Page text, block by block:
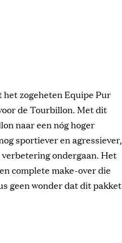
zogeheten Equipe Pur
de Tourbillon. Met dit
naar een nóg hoger
sportiever en agressiever,
ondergaan. Het
complete make-over die
geen wonder dat dit pakket